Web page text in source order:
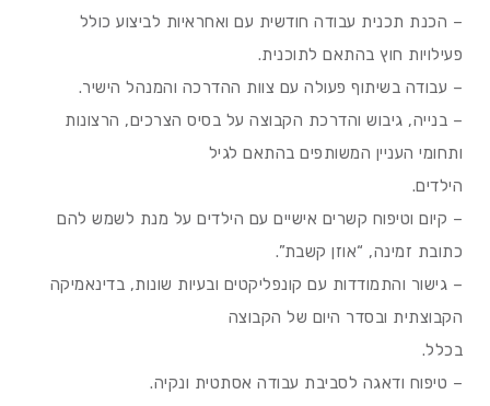
– הכנת תכנית עבודה חודשית עם ואחראיות לביצוע כולל
פעילויות חוץ בהתאם לתוכנית.
– עבודה בשיתוף פעולה עם צוות ההדרכה והמנהל הישיר.
– בנייה, גיבוש והדרכת הקבוצה על בסיס הצרכים, הרצונות
ותחומי העניין המשותפים בהתאם לגיל
הילדים.
– קיום וטיפוח קשרים אישיים עם הילדים על מנת לשמש להם
כתובת זמינה, “אוזן קשבת”.
– גישור והתמודדות עם קונפליקטים ובעיות שונות, בדינאמיקה
הקבוצתית ובסדר היום של הקבוצה
בכלל.
– טיפוח ודאגה לסביבת עבודה אסתטית ונקיה.